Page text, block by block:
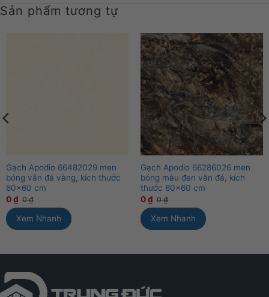
Sản phẩm tương tự
Gạch Apodio 66482029 men
bóng vân đá vàng, kích thước
60×60 cm
0₫ 0₫
Xem Nhanh
Gạch Apodio 66286026 men
bóng màu đen vân đá, kích
thước 60×60 cm
0₫ 0₫
Xem Nhanh